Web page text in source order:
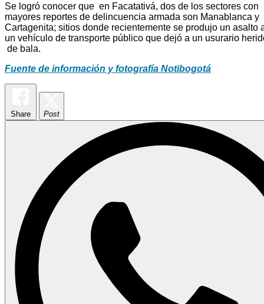
Se logró conocer que en Facatativá, dos de los sectores con
mayores reportes de delincuencia armada son Manablanca y
Cartagenita; sitios donde recientemente se produjo un asalto
un vehículo de transporte público que dejó a un usurario
de bala.
Fuente de información y fotografía Notibogotá
Share Post